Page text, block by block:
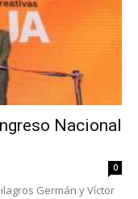
Nacional
0
Germán y Víctor